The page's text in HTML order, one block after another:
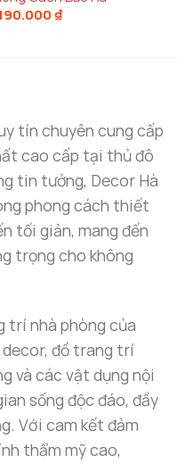
trên bức tường phía
tường đẹpkhông chỉ
không gian trở nên
gương gần bàn trang
cường ánh sáng
Gian Thương
món đồ không thể
mại như nhà
phê.
Gương decor
cảm giác đẳng cấp,
cho khách hàng.
₫
tín chuyên cung cấp
cao cấp tại thủ đô
tin tưởng, Decor Hà
phong cách thiết
tối giản, mang đến
trọng cho không
trí nhà phòng của
decor, đồ trang trí
và các vật dụng nội
sống độc đáo, đầy
Với cam kết đảm
thẩm mỹ cao,